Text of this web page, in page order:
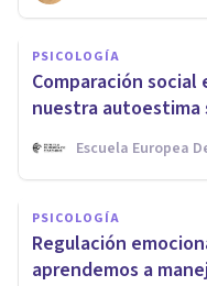
PSICOLOGÍA
Comparación social
nuestra autoestima
Escuela Europea
PSICOLOGÍA
Regulación
aprendemos a